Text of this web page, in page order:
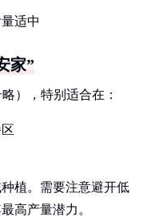
适中
家”
），特别适合在：
植。需要注意避开低
高产量潜力。